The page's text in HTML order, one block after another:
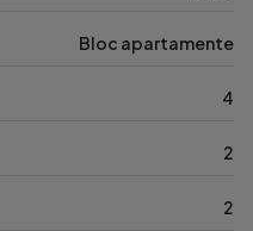
Bloc apartamente
4
2
2